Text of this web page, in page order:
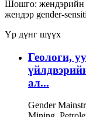
Шошго: жендэрийн
жендэр gender-
Үр дүнг шүүх
Геологи,
ал...
Gender